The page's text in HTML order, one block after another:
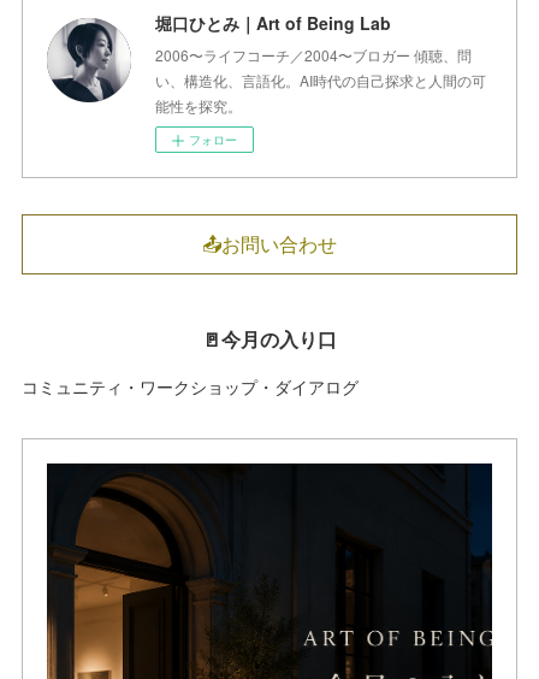
堀口ひとみ｜Art of Being Lab
2006〜ライフコーチ／2004〜ブロガー 傾聴、問
い、構造化、言語化。AI時代の自己探求と人間の可
能性を探究。
フォロー
📤お問い合わせ
🚪今月の入り口
コミュニティ・ワークショップ・ダイアログ